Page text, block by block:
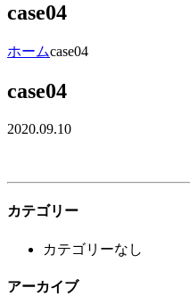
case04
ホームcase04
case04
2020.09.10
カテゴリー
カテゴリーなし
アーカイブ